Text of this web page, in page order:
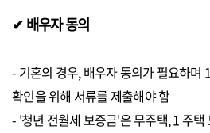
✔ 배우자 동의
- 기혼의 경우, 배우자 동의가 필요하며
확인을 위해 서류를 제출해야 함
- '청년 전월세 보증금'은 무주택, 1 주